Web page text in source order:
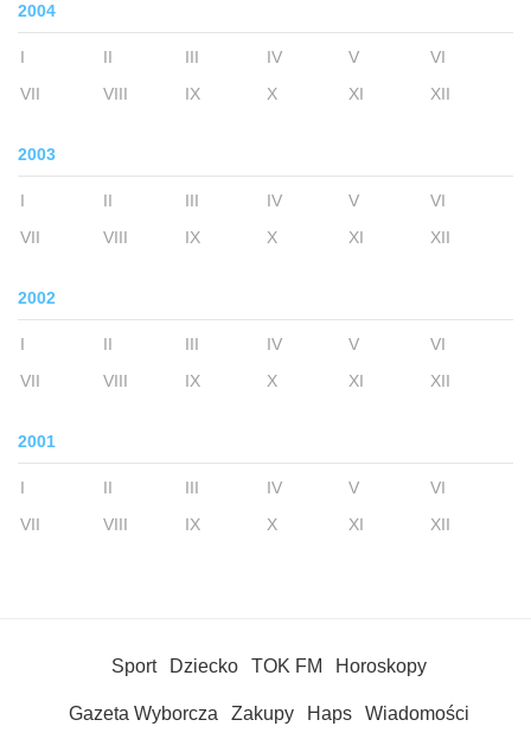
2004
I II III IV V
VI
VII
VIII IX X XI XII
2003
I II III IV V
VI
VII
VIII IX X XI XII
2002
I II III IV V
VI
VII
VIII IX X XI XII
2001
I II III IV V
VI
VII
VIII IX X XI XII
Sport Dziecko TOK FM Horoskopy
Gazeta Wyborcza Zakupy Haps Wiadomości